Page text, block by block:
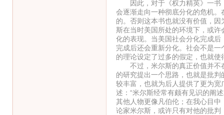
因此，对于《权力精英》一书
会逐渐走向一种彻底分化的危机
的。否则这本书也就没有价值，
斯在当时美国所处的环境下，或
化的表现。当美国社会分化完成
完成后还会重新分化。社会不是
的理论设定了过多的假定，也就
不过，米尔斯的真正价值并不
的研究提出一个思路，也就是批
较丰富，也就为后人提供了更为
述：“米尔斯经常有颇有见识的阐
其他人物更像凡伯伦；在我心目
论家米尔斯，或许只有对他的批